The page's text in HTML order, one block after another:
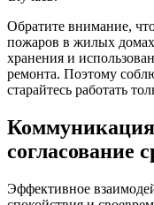
Обратите внимание,
пожаров в жилых домах
хранения и
ремонта. Поэтому
старайтесь работать
согласование
Эффективное